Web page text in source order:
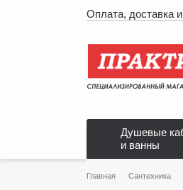
Оплата, доставка
Душевые
и ванны
Главная Сантехника